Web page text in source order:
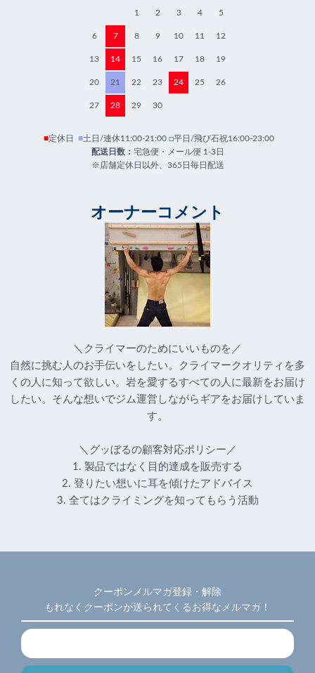
1 2 3 4 5
6 7 8 9 10 11 12
13 14 15 16 17 18 19
20 21 22 23 24 25 26
27 28 29 30
■定休日 ■土日/連休11:00-21:00 □平日/飛び石祝16:00-23:00
配送日数： 宅急便・メール便 1-3日
※店舗定休日以外、365日毎日配送
オーナーコメント
＼クライマーのためにいいものを／
自然に挑む人のお手伝いをしたい。クライマークオリティを多
くの人に知って欲しい。岩を愛するすべての人に最新をお届け
したい。そんな想いでジム運営しながらギアをお届けしていま
す。
＼グッぼるの顧客対応ポリシー／
1. 製品ではなく目的達成を販売する
2. 登りたい想いに耳を傾けたアドバイス
3. 全てはクライミングを知ってもらう活動
クーポンメルマガ登録・解除
もれなくクーポンが送られてくるお得なメルマガ！